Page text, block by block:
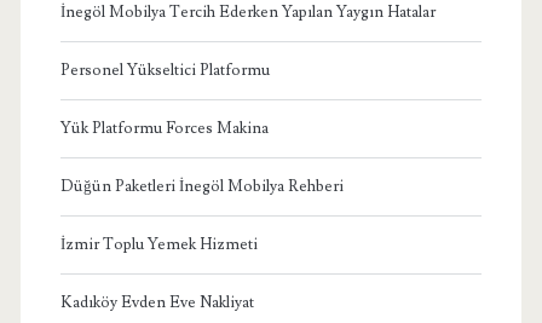
İnegöl Mobilya Tercih Ederken Yapılan Yaygın Hatalar
Personel Yükseltici Platformu
Yük Platformu Forces Makina
Düğün Paketleri İnegöl Mobilya Rehberi
İzmir Toplu Yemek Hizmeti
Kadıköy Evden Eve Nakliyat